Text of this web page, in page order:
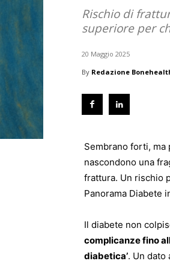
Rischio di
superiore per
20 Maggio 2025
By Redazione
Sembrano forti, ma
nascondono una
frattura. Un rischio
Panorama Diabete
Il diabete non
complicanze fino
diabetica’. Un dato